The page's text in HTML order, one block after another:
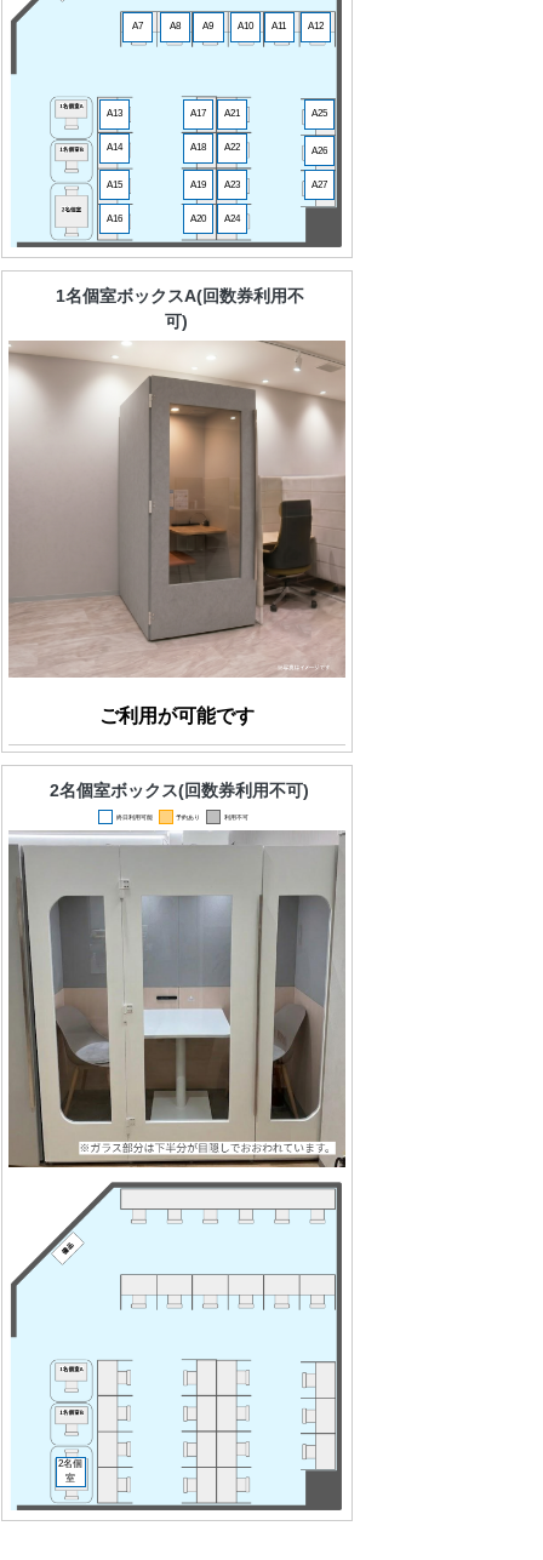
A7 A8 A9 A10 A11 A12
A13
A14
A15
A16
A17
A18
A19
A20
A21
A22
A23
A24
A25
A26
A27
1名個室ボックスA(回数券利用不
可)
ご利用が可能です
2名個室ボックス(回数券利用不可)
終日利用可能 予約あり 利用不可
2名個
室